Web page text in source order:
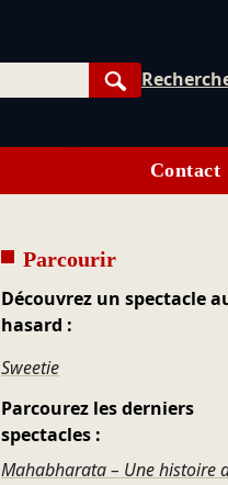
Rechercher
Contact
Parcourir
Découvrez un spectacle
hasard :
Sweetie
Parcourez les derniers
spectacles :